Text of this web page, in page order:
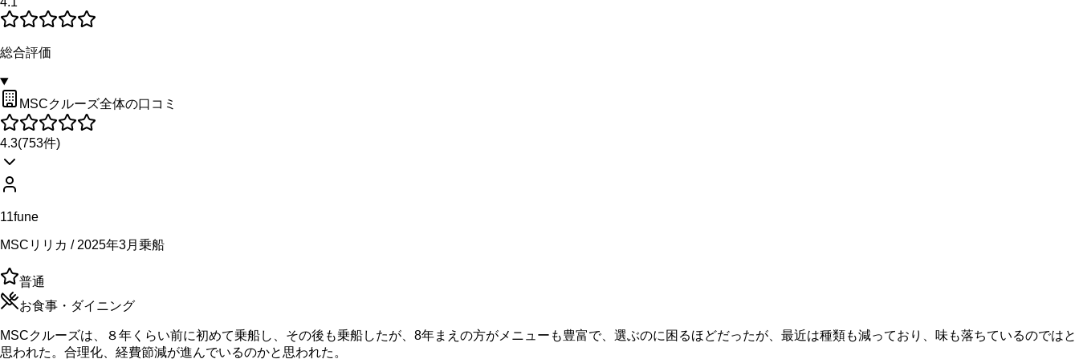
総合評価
MSCクルーズ全体の口コミ
4.3(753件)
11fune
MSCリリカ / 2025年3月乗船
普通
お食事・ダイニング
MSCクルーズは、８年くらい前に初めて乗船し、その後も乗船したが、8年まえの方がメニューも豊富で、選ぶのに困るほどだったが、最近は種類も減っており、味も落ちているのではと
思われた。合理化、経費節減が進んでいるのかと思われた。